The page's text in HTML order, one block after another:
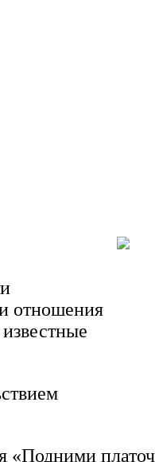
отношения
«Подними